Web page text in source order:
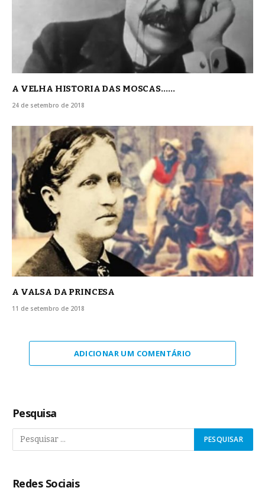
A VELHA HISTORIA DAS MOSCAS……
24 de setembro de 2018
A VALSA DA PRINCESA
11 de setembro de 2018
ADICIONAR UM COMENTÁRIO
Pesquisa
Redes Sociais